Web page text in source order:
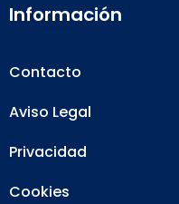
Información
Contacto
Aviso Legal
Privacidad
Cookies